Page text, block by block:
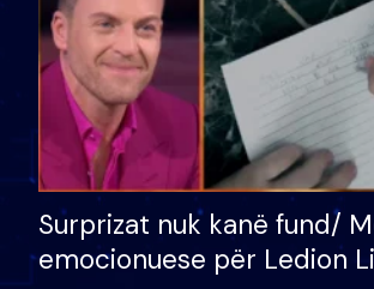
Surprizat nuk kanë fund/
emocionuese për Ledion